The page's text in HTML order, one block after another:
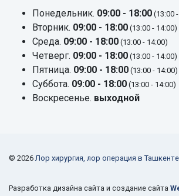
Понедельник. 09:00 - 18:00 (13:00
Вторник. 09:00 - 18:00 (13:00 - 14:00)
Среда. 09:00 - 18:00 (13:00 - 14:00)
Четверг. 09:00 - 18:00 (13:00 - 14:00)
Пятница. 09:00 - 18:00 (13:00 - 14:00)
Суббота. 09:00 - 18:00 (13:00 - 14:00)
Воскресенье. выходной
© 2026 Лор хирургия, лор операция в
Разработка дизайна сайта и создание сайта